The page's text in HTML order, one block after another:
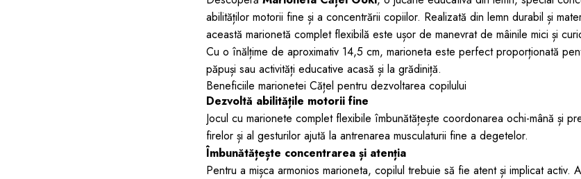
abilităților motorii fine și a concentrării copiilor. Realizată din lemn durabil și
această marionetă complet flexibilă este ușor de manevrat de mâinile mici și
Cu o înălțime de aproximativ 14,5 cm, marioneta este perfect proporționată
păpuși sau activități educative acasă și la grădiniță.
Beneficiile marionetei Cățel pentru dezvoltarea copilului
Dezvoltă abilitățile motorii fine
Jocul cu marionete complet flexibile îmbunătățește coordonarea ochi-mână și
firelor și al gesturilor ajută la antrenarea musculaturii fine a degetelor.
Îmbunătățește concentrarea și atenția
Pentru a mișca armonios marioneta, copilul trebuie să fie atent și implicat activ.